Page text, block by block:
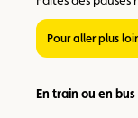
Pour aller plus
En train ou en bus